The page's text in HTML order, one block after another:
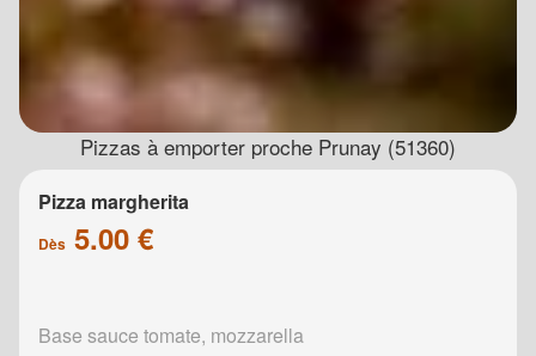
Pizzas à emporter proche Prunay (51360)
Pizza margherita
Dès 5.00 €
Base sauce tomate, mozzarella